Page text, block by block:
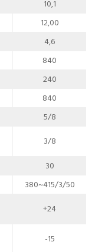
10,1
12,00
4,6
840
240
840
5/8
3/8
30
380~415/3/50
+24
-15